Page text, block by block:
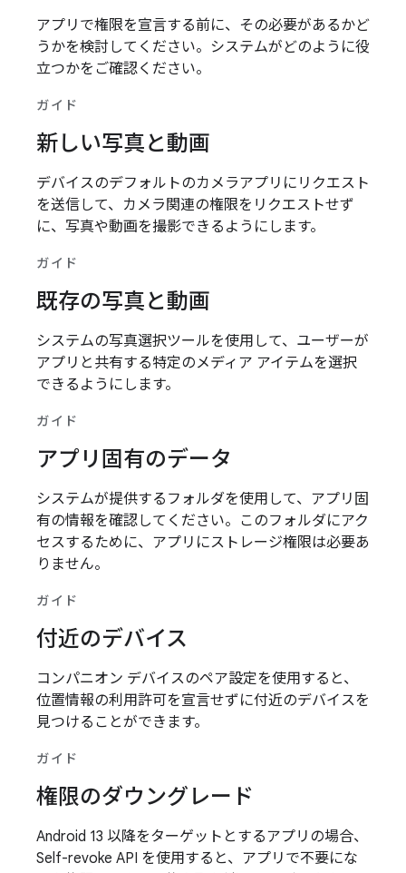
アプリで権限を宣言する前に、その必要があるかど
うかを検討してください。システムがどのように役
立つかをご確認ください。
ガイド
新しい写真と動画
デバイスのデフォルトのカメラアプリにリクエスト
を送信して、カメラ関連の権限をリクエストせず
に、写真や動画を撮影できるようにします。
ガイド
既存の写真と動画
システムの写真選択ツールを使用して、ユーザーが
アプリと共有する特定のメディア アイテムを選択
できるようにします。
ガイド
アプリ固有のデータ
システムが提供するフォルダを使用して、アプリ固
有の情報を確認してください。このフォルダにアク
セスするために、アプリにストレージ権限は必要あ
りません。
ガイド
付近のデバイス
コンパニオン デバイスのペア設定を使用すると、
位置情報の利用許可を宣言せずに付近のデバイスを
見つけることができます。
ガイド
権限のダウングレード
Android 13 以降をターゲットとするアプリの場合、
Self-revoke API を使用すると、アプリで不要にな